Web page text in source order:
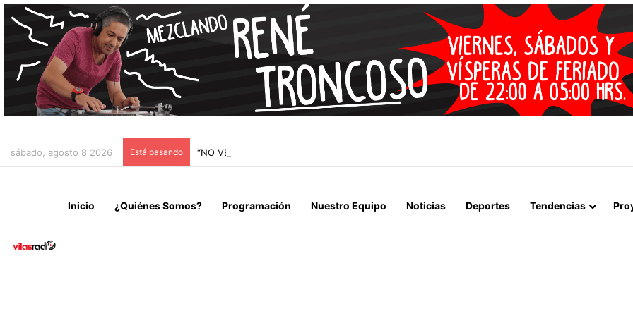
sábado, agosto 8 2026 Está pasando “NO VENIMOS A CELEBRAR LA MUERTE, SINO LA VIDA”: LA EMOTIVA ROMERÍA AL CEMENTERIO
Inicio ¿Quiénes Somos? Programación Nuestro Equipo Noticias Deportes Tendencias